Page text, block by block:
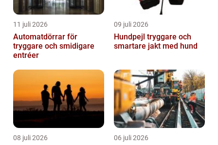
11 juli 2026
Automatdörrar för
tryggare och smidigare
entréer
09 juli 2026
Hundpejl tryggare och
smartare jakt med hund
08 juli 2026 06 juli 2026